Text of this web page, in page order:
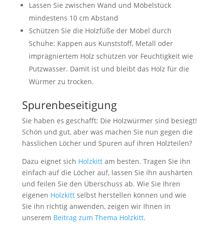
Lassen Sie zwischen Wand und Möbelstück
mindestens 10 cm Abstand
Schützen Sie die Holzfüße der Möbel durch
Schuhe: Kappen aus Kunststoff, Metall oder
imprägniertem Holz schützen vor Feuchtigkeit wie
Putzwasser. Damit ist und bleibt das Holz für die
Würmer zu trocken.
Spurenbeseitigung
Sie haben es geschafft: Die Holzwürmer sind besiegt!
Schön und gut, aber was machen Sie nun gegen die
hässlichen Löcher und Spuren auf ihren Holzteilen?
Dazu eignet sich Holzkittam besten. Tragen Sie ihn
einfach auf die Löcher auf, lassen Sie ihn aushärten
und feilen Sie den Überschuss ab. Wie Sie Ihren
eigenen Holzkittselbst herstellen können und wie
Sie ihn richtig anwenden, zeigen wir Ihnen in
unserem Beitrag zum Thema Holzkitt.